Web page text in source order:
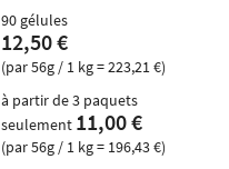
90 gélules
12,50 €
(par 56g / 1 kg = 223,21 €)
à partir de 3 paquets
seulement 11,00 €
(par 56g / 1 kg = 196,43 €)